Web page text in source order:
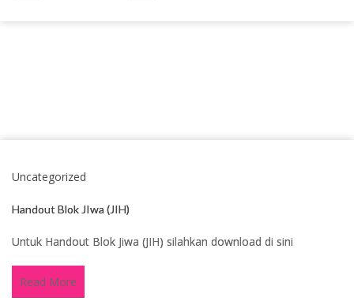
Uncategorized
Handout Blok JIwa (JIH)
Untuk Handout Blok Jiwa (JIH) silahkan download di sini
Read More